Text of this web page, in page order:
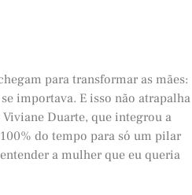
para transformar as mães:
importava. E isso não atrapalha
Viviane Duarte, que integrou a
do tempo para só um pilar
a mulher que eu queria